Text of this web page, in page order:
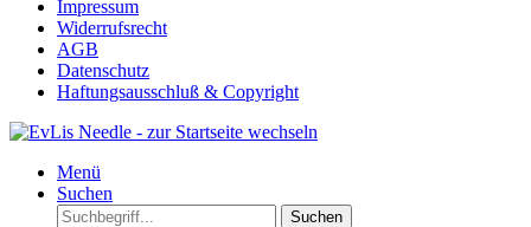
Impressum
Widerrufsrecht
AGB
Datenschutz
Haftungsausschluß & Copyright
Menü
Suchen
Suchen